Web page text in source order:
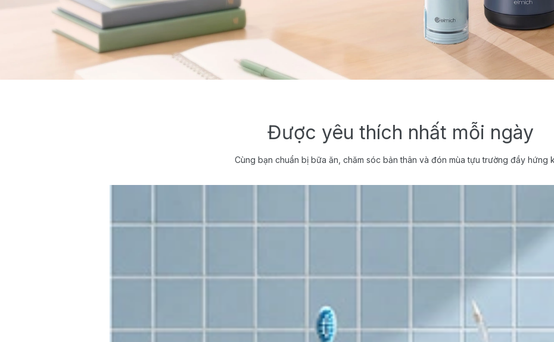
Được yêu thích nhất mỗi ngày
Cùng bạn chuẩn bị bữa ăn, chăm sóc bản thân và đón mùa tựu trường đầy hứng